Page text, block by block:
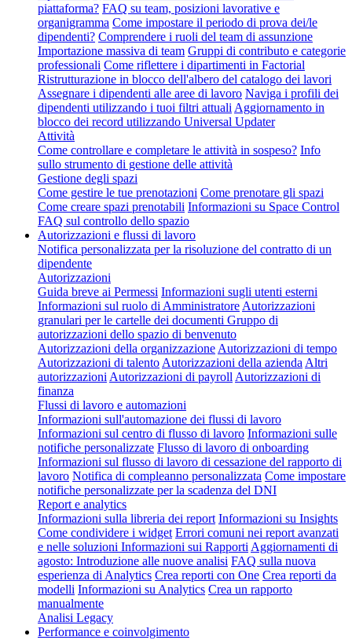
piattaforma? FAQ su team, posizioni lavorative e
organigramma Come impostare il periodo di prova dei/le
dipendenti? Comprendere i ruoli del team di assunzione
Importazione massiva di team Gruppi di contributo e categorie
professionali Come riflettere i dipartimenti in Factorial
Ristrutturazione in blocco dell'albero del catalogo dei lavori
Assegnare i dipendenti alle aree di lavoro Naviga i profili dei
dipendenti utilizzando i tuoi filtri attuali Aggiornamento in
blocco dei record utilizzando Universal Updater
Attività
Come controllare e completare le attività in sospeso? Info
sullo strumento di gestione delle attività
Gestione degli spazi
Come gestire le tue prenotazioni Come prenotare gli spazi
Come creare spazi prenotabili Informazioni su Space Control
FAQ sul controllo dello spazio
Autorizzazioni e flussi di lavoro
Notifica personalizzata per la risoluzione del contratto di un
dipendente
Autorizzazioni
Guida breve ai Permessi Informazioni sugli utenti esterni
Informazioni sul ruolo di Amministratore Autorizzazioni
granulari per le cartelle dei documenti Gruppo di
autorizzazioni dello spazio di benvenuto
Autorizzazioni della organizzazione Autorizzazioni di tempo
Autorizzazioni di talento Autorizzazioni della azienda Altri
autorizzazioni Autorizzazioni di payroll Autorizzazioni di
finanza
Flussi di lavoro e automazioni
Informazioni sull'automazione dei flussi di lavoro
Informazioni sul centro di flusso di lavoro Informazioni sulle
notifiche personalizzate Flusso di lavoro di onboarding
Informazioni sul flusso di lavoro di cessazione del rapporto di
lavoro Notifica di compleanno personalizzata Come impostare
notifiche personalizzate per la scadenza del DNI
Report e analytics
Informazioni sulla libreria dei report Informazioni su Insights
Come condividere i widget Errori comuni nei report avanzati
e nelle soluzioni Informazioni sui Rapporti Aggiornamenti di
agosto: Introduzione alle nuove analisi FAQ sulla nuova
esperienza di Analytics Crea reporti con One Crea reporti da
modelli Informazioni su Analytics Crea un rapporto
manualmente
Analisi Legacy
Performance e coinvolgimento